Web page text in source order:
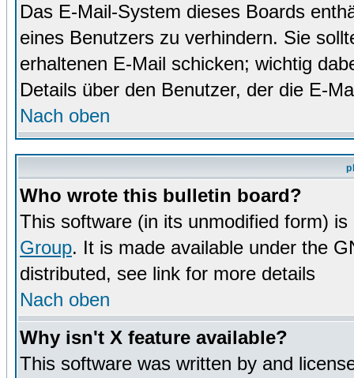
Das E-Mail-System dieses Boards
eines Benutzers zu verhindern. Sie
erhaltenen E-Mail schicken; wichtig
Details über den Benutzer, der die E-
Nach oben
Who wrote this bulletin board?
This software (in its unmodified form)
Group. It is made available under the
distributed, see link for more details
Nach oben
Why isn't X feature available?
This software was written by and